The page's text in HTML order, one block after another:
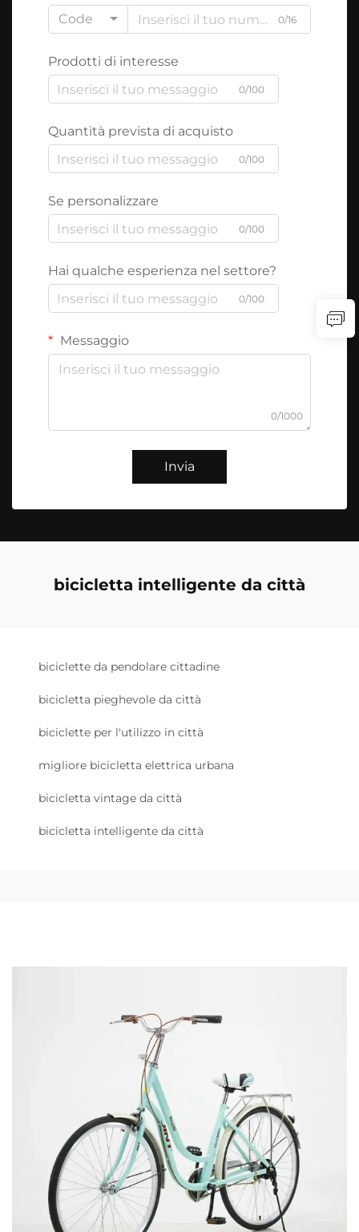
Code
0/16
Prodotti di interesse
0/100
Quantità prevista di acquisto
0/100
Se personalizzare
0/100
Hai qualche esperienza nel settore?
0/100
Messaggio
0/1000
Invia
bicicletta intelligente da città
biciclette da pendolare cittadine
bicicletta pieghevole da città
biciclette per l'utilizzo in città
migliore bicicletta elettrica urbana
bicicletta vintage da città
bicicletta intelligente da città